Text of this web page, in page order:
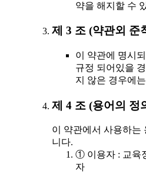
약을 해지할 수
제 3 조 (약관외 준
이 약관에 명시
규정 되어있을
지 않은 경우에
제 4 조 (용어의 정
이 약관에서 사용하는
니다.
① 이용자 : 교육
자